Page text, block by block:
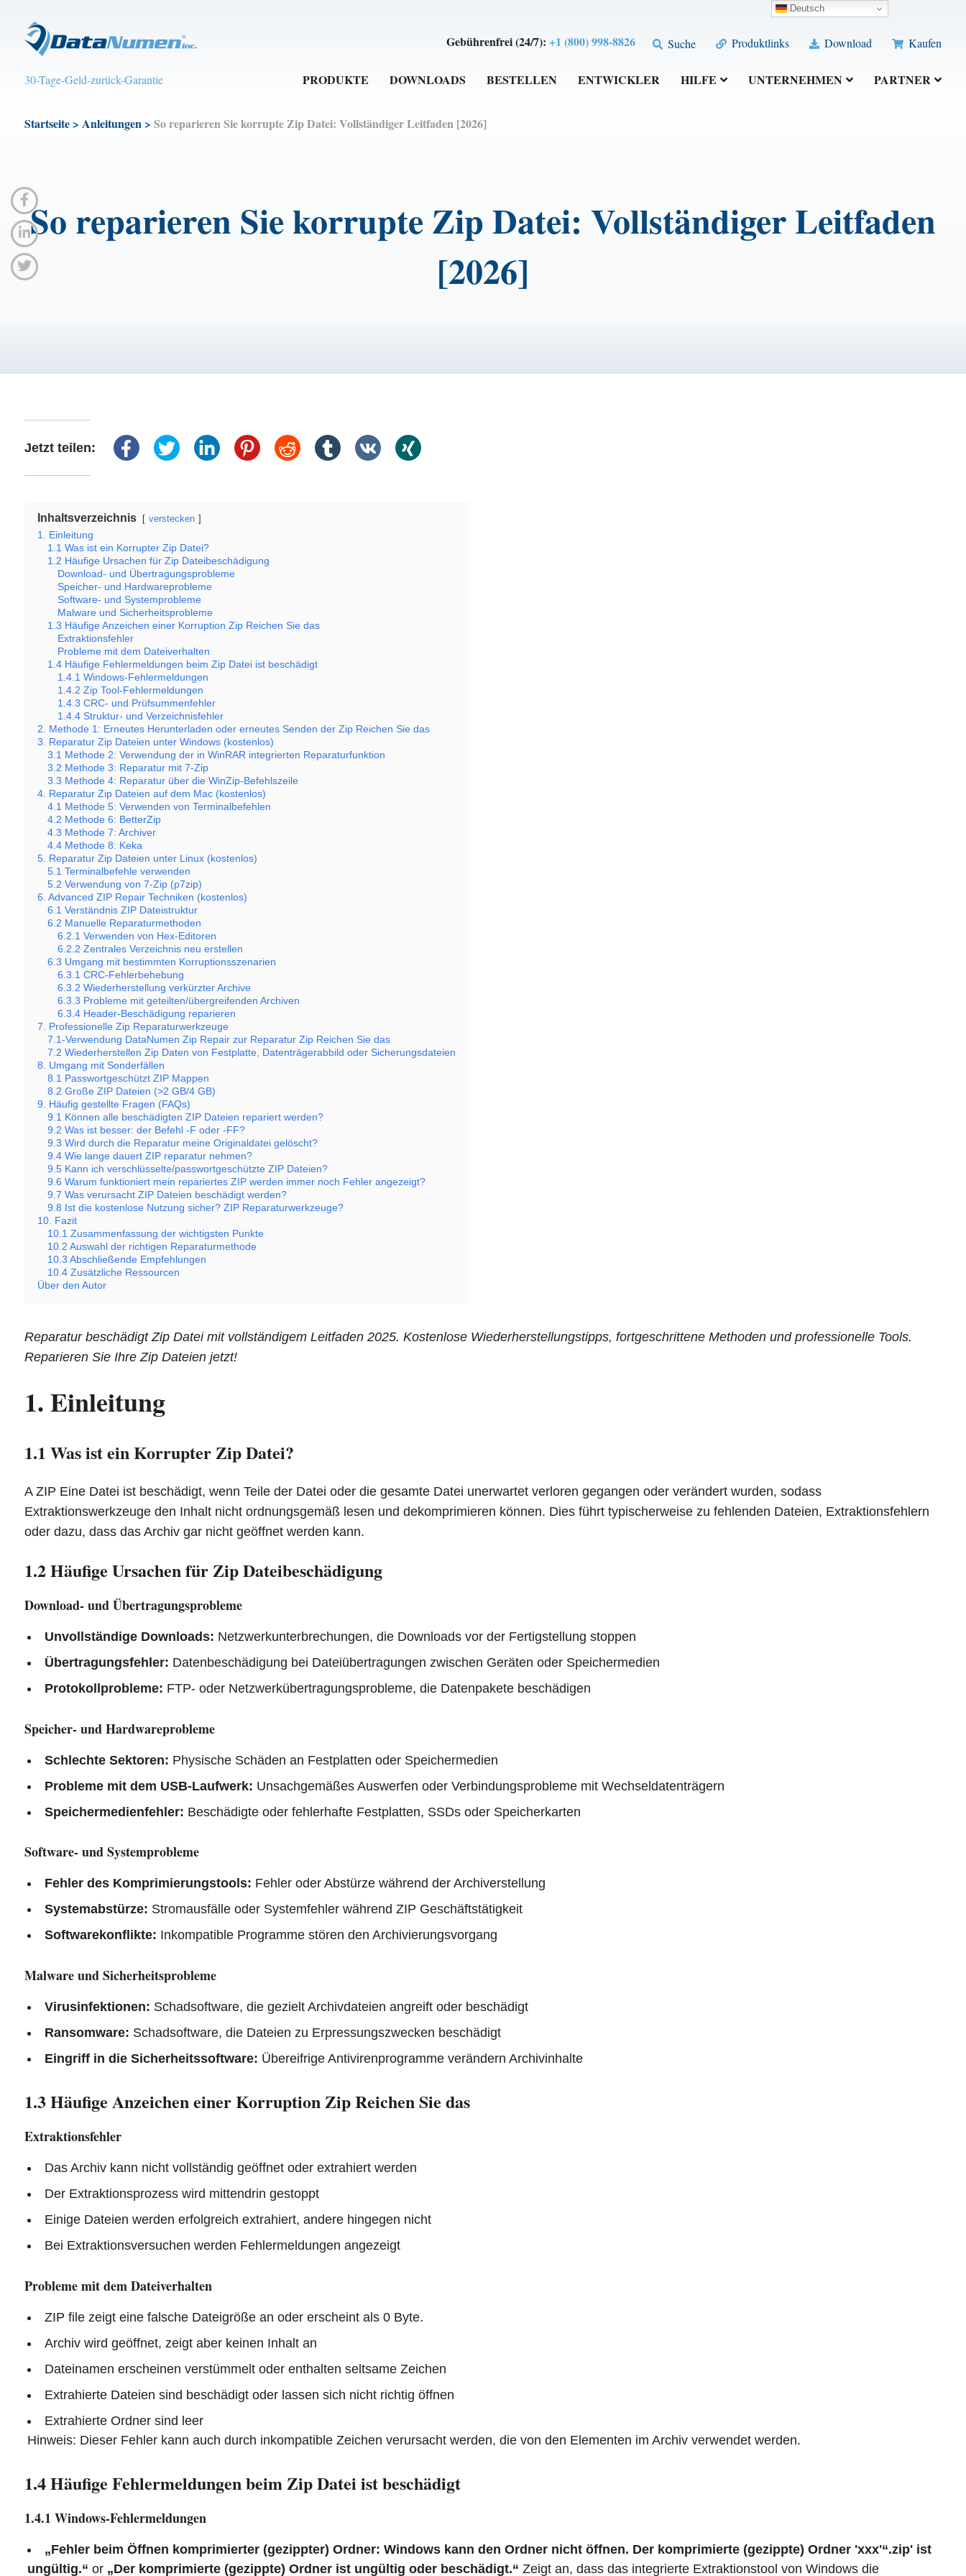
Gebührenfrei (24/7):+1 (800) 998-8826 Suche Produktlinks Download Kaufen
30-Tage-Geld-zurück-Garantie PRODUKTE DOWNLOADS BESTELLEN ENTWICKLER HILFE UNTERNEHMEN PARTNER
Startseite> Anleitungen> So reparieren Sie korrupte Zip Datei: Vollständiger Leitfaden [2026]
So reparieren Sie korrupte Zip Datei: Vollständiger Leitfaden
[2026]
Jetzt teilen:
Inhaltsverzeichnis verstecken
1. Einleitung
1.1 Was ist ein Korrupter Zip Datei?
1.2 Häufige Ursachen für Zip Dateibeschädigung
Download- und Übertragungsprobleme
Speicher- und Hardwareprobleme
Software- und Systemprobleme
Malware und Sicherheitsprobleme
1.3 Häufige Anzeichen einer Korruption Zip Reichen Sie das
Extraktionsfehler
Probleme mit dem Dateiverhalten
1.4 Häufige Fehlermeldungen beim Zip Datei ist beschädigt
1.4.1 Windows-Fehlermeldungen
1.4.2 Zip Tool-Fehlermeldungen
1.4.3 CRC- und Prüfsummenfehler
1.4.4 Struktur- und Verzeichnisfehler
2. Methode 1: Erneutes Herunterladen oder erneutes Senden der Zip Reichen Sie das
3. Reparatur Zip Dateien unter Windows (kostenlos)
3.1 Methode 2: Verwendung der in WinRAR integrierten Reparaturfunktion
3.2 Methode 3: Reparatur mit 7-Zip
3.3 Methode 4: Reparatur über die WinZip-Befehlszeile
4. Reparatur Zip Dateien auf dem Mac (kostenlos)
4.1 Methode 5: Verwenden von Terminalbefehlen
4.2 Methode 6: BetterZip
4.3 Methode 7: Archiver
4.4 Methode 8: Keka
5. Reparatur Zip Dateien unter Linux (kostenlos)
5.1 Terminalbefehle verwenden
5.2 Verwendung von 7-Zip (p7zip)
6. Advanced ZIP Repair Techniken (kostenlos)
6.1 Verständnis ZIP Dateistruktur
6.2 Manuelle Reparaturmethoden
6.2.1 Verwenden von Hex-Editoren
6.2.2 Zentrales Verzeichnis neu erstellen
6.3 Umgang mit bestimmten Korruptionsszenarien
6.3.1 CRC-Fehlerbehebung
6.3.2 Wiederherstellung verkürzter Archive
6.3.3 Probleme mit geteilten/übergreifenden Archiven
6.3.4 Header-Beschädigung reparieren
7. Professionelle Zip Reparaturwerkzeuge
7.1-Verwendung DataNumen Zip Repair zur Reparatur Zip Reichen Sie das
7.2 Wiederherstellen Zip Daten von Festplatte, Datenträgerabbild oder Sicherungsdateien
8. Umgang mit Sonderfällen
8.1 Passwortgeschützt ZIP Mappen
8.2 Große ZIP Dateien (>2 GB/4 GB)
9. Häufig gestellte Fragen (FAQs)
9.1 Können alle beschädigten ZIP Dateien repariert werden?
9.2 Was ist besser: der Befehl -F oder -FF?
9.3 Wird durch die Reparatur meine Originaldatei gelöscht?
9.4 Wie lange dauert ZIP reparatur nehmen?
9.5 Kann ich verschlüsselte/passwortgeschützte ZIP Dateien?
9.6 Warum funktioniert mein repariertes ZIP werden immer noch Fehler angezeigt?
9.7 Was verursacht ZIP Dateien beschädigt werden?
9.8 Ist die kostenlose Nutzung sicher? ZIP Reparaturwerkzeuge?
10. Fazit
10.1 Zusammenfassung der wichtigsten Punkte
10.2 Auswahl der richtigen Reparaturmethode
10.3 Abschließende Empfehlungen
10.4 Zusätzliche Ressourcen
Über den Autor
Reparatur beschädigt Zip Datei mit vollständigem Leitfaden 2025. Kostenlose Wiederherstellungstipps, fortgeschrittene Methoden und professionelle Tools.
Reparieren Sie Ihre Zip Dateien jetzt!
1. Einleitung
1.1 Was ist ein Korrupter Zip Datei?
A ZIP Eine Datei ist beschädigt, wenn Teile der Datei oder die gesamte Datei unerwartet verloren gegangen oder verändert wurden, sodass
Extraktionswerkzeuge den Inhalt nicht ordnungsgemäß lesen und dekomprimieren können. Dies führt typischerweise zu fehlenden Dateien, Extraktionsfehlern
oder dazu, dass das Archiv gar nicht geöffnet werden kann.
1.2 Häufige Ursachen für Zip Dateibeschädigung
Download- und Übertragungsprobleme
Unvollständige Downloads: Netzwerkunterbrechungen, die Downloads vor der Fertigstellung stoppen
Übertragungsfehler: Datenbeschädigung bei Dateiübertragungen zwischen Geräten oder Speichermedien
Protokollprobleme: FTP- oder Netzwerkübertragungsprobleme, die Datenpakete beschädigen
Speicher- und Hardwareprobleme
Schlechte Sektoren: Physische Schäden an Festplatten oder Speichermedien
Probleme mit dem USB-Laufwerk: Unsachgemäßes Auswerfen oder Verbindungsprobleme mit Wechseldatenträgern
Speichermedienfehler: Beschädigte oder fehlerhafte Festplatten, SSDs oder Speicherkarten
Software- und Systemprobleme
Fehler des Komprimierungstools: Fehler oder Abstürze während der Archiverstellung
Systemabstürze: Stromausfälle oder Systemfehler während ZIP Geschäftstätigkeit
Softwarekonflikte: Inkompatible Programme stören den Archivierungsvorgang
Malware und Sicherheitsprobleme
Virusinfektionen: Schadsoftware, die gezielt Archivdateien angreift oder beschädigt
Ransomware: Schadsoftware, die Dateien zu Erpressungszwecken beschädigt
Eingriff in die Sicherheitssoftware: Übereifrige Antivirenprogramme verändern Archivinhalte
1.3 Häufige Anzeichen einer Korruption Zip Reichen Sie das
Extraktionsfehler
Das Archiv kann nicht vollständig geöffnet oder extrahiert werden
Der Extraktionsprozess wird mittendrin gestoppt
Einige Dateien werden erfolgreich extrahiert, andere hingegen nicht
Bei Extraktionsversuchen werden Fehlermeldungen angezeigt
Probleme mit dem Dateiverhalten
ZIP file zeigt eine falsche Dateigröße an oder erscheint als 0 Byte.
Archiv wird geöffnet, zeigt aber keinen Inhalt an
Dateinamen erscheinen verstümmelt oder enthalten seltsame Zeichen
Extrahierte Dateien sind beschädigt oder lassen sich nicht richtig öffnen
Extrahierte Ordner sind leer
Hinweis: Dieser Fehler kann auch durch inkompatible Zeichen verursacht werden, die von den Elementen im Archiv verwendet werden.
1.4 Häufige Fehlermeldungen beim Zip Datei ist beschädigt
1.4.1 Windows-Fehlermeldungen
„Fehler beim Öffnen komprimierter (gezippter) Ordner: Windows kann den Ordner nicht öffnen. Der komprimierte (gezippte) Ordner 'xxx'“.zip' ist
ungültig.“ or „Der komprimierte (gezippte) Ordner ist ungültig oder beschädigt.“ Zeigt an, dass das integrierte Extraktionstool von Windows die
Deutsch